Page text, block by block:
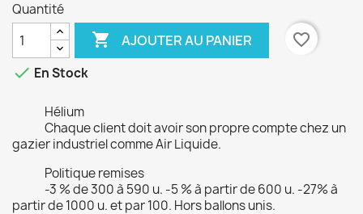
Quantité
 AJOUTER AU PANIER
favorite_border
 En Stock
Hélium
Chaque client doit avoir son propre compte chez un
gazier industriel comme Air Liquide.
Politique remises
-3 % de 300 à 590 u. -5 % à partir de 600 u. -27% à
partir de 1000 u. et par 100. Hors ballons unis.